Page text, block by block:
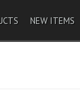
NEW ITEMS